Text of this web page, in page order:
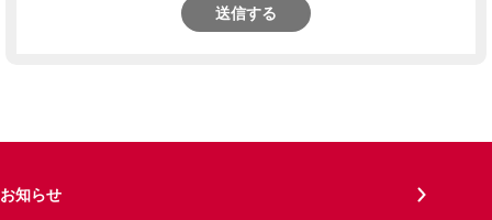
送信する
お知らせ